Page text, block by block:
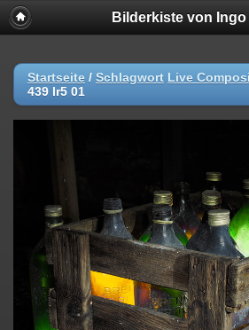
Bilderkiste von Ingo
Startseite / Schlagwort Live
439 lr5 01